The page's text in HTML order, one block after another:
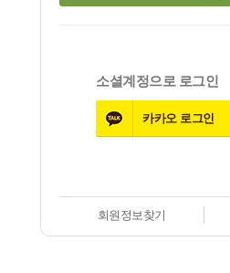
소셜계정으로 로그인
카카오 로그인
회원정보찾기